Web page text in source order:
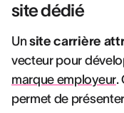
site dédié
Unsite carrière
vecteur pour
marque employeur.
permet de